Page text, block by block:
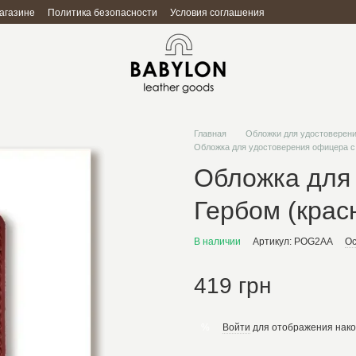
Политика безопасности Условия соглашения
Главная
Обложки для
Обложка для удостоверения офицера
Обложка для
Гербом
В наличии Артикул: POG2AA
419 грн
Войти для отображения